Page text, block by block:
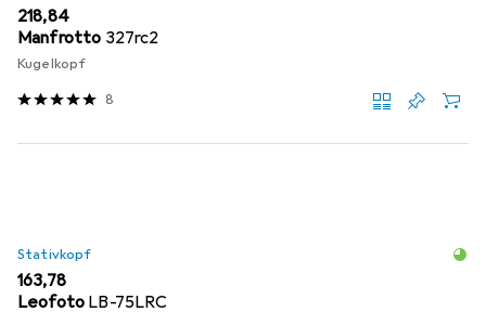
EUR
218,84
Manfrotto 327rc2
Kugelkopf
8
Stativkopf
EUR
163,78
Leofoto LB-75LRC